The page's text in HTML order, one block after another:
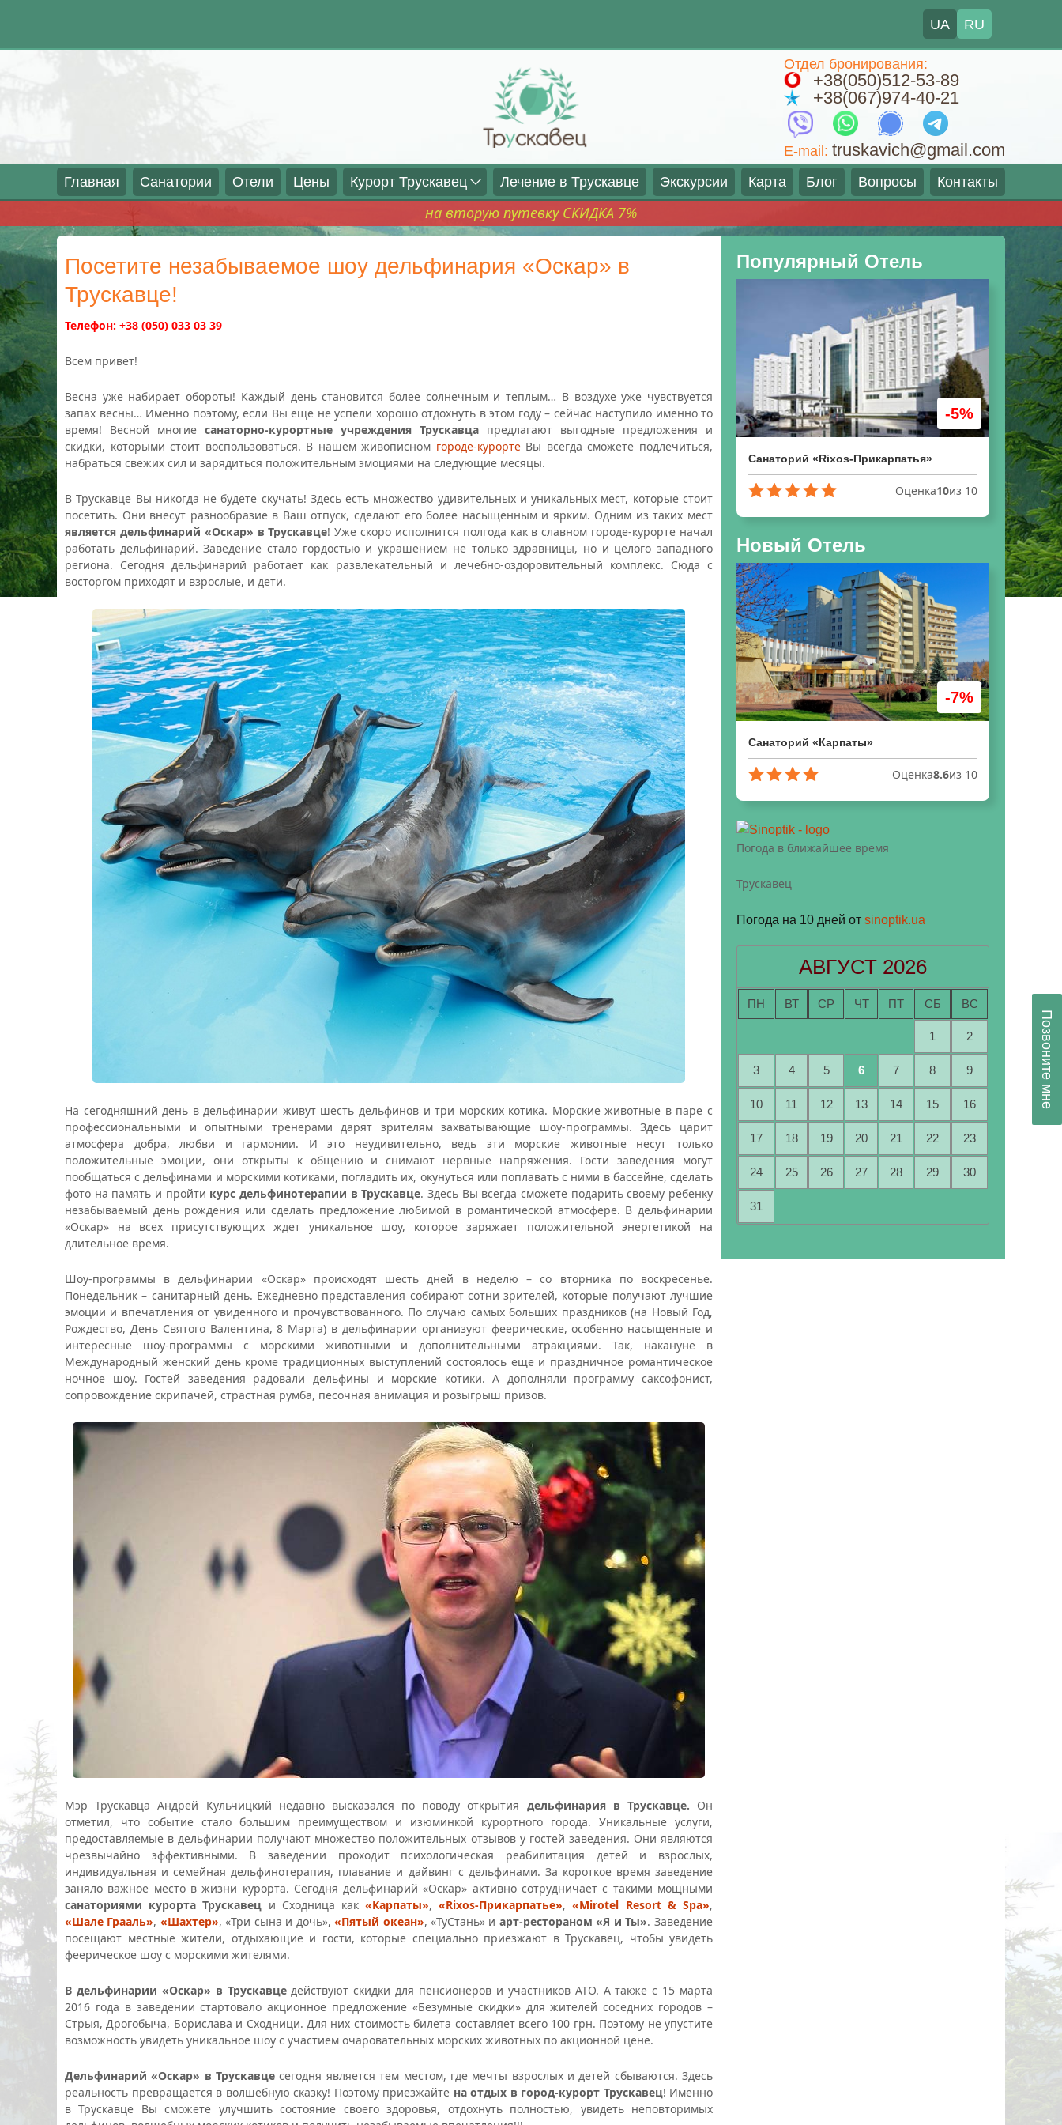
Позвоните мне
UA RU
Отдел бронирования:
+38(050)512-53-89
+38(067)974-40-21
E-mail: truskavich@gmail.com
Перейти
к
Главная Санатории Отели Цены Курорт Трускавец Лечение в Трускавце Экскурсии Карта Блог Вопросы Контакты
на вторую путевку СКИДКА 7%
Посетите незабываемое шоу дельфинария «Оскар» в
Трускавце!
Телефон: +38 (050) 033 03 39
Всем привет!
Весна уже набирает обороты! Каждый день становится более солнечным и теплым… В воздухе уже чувствуется
запах весны… Именно поэтому, если Вы еще не успели хорошо отдохнуть в этом году – сейчас наступило именно то
время! Весной многие санаторно-курортные учреждения Трускавца предлагают выгодные предложения и
скидки, которыми стоит воспользоваться. В нашем живописном городе-курортеВы всегда сможете подлечиться,
набраться свежих сил и зарядиться положительным эмоциями на следующие месяцы.
В Трускавце Вы никогда не будете скучать! Здесь есть множество удивительных и уникальных мест, которые стоит
посетить. Они внесут разнообразие в Ваш отпуск, сделают его более насыщенным и ярким. Одним из таких мест
является дельфинарий «Оскар» в Трускавце! Уже скоро исполнится полгода как в славном городе-курорте начал
работать дельфинарий. Заведение стало гордостью и украшением не только здравницы, но и целого западного
региона. Сегодня дельфинарий работает как развлекательный и лечебно-оздоровительный комплекс. Сюда с
восторгом приходят и взрослые, и дети.
На сегодняшний день в дельфинарии живут шесть дельфинов и три морских котика. Морские животные в паре с
профессиональными и опытными тренерами дарят зрителям захватывающие шоу-программы. Здесь царит
атмосфера добра, любви и гармонии. И это неудивительно, ведь эти морские животные несут только
положительные эмоции, они открыты к общению и снимают нервные напряжения. Гости заведения могут
пообщаться с дельфинами и морскими котиками, погладить их, окунуться или поплавать с ними в бассейне, сделать
фото на память и пройти курс дельфинотерапии в Трускавце. Здесь Вы всегда сможете подарить своему ребенку
незабываемый день рождения или сделать предложение любимой в романтической атмосфере. В дельфинарии
«Оскар» на всех присутствующих ждет уникальное шоу, которое заряжает положительной энергетикой на
длительное время.
Шоу-программы в дельфинарии «Оскар» происходят шесть дней в неделю – со вторника по воскресенье.
Понедельник – санитарный день. Ежедневно представления собирают сотни зрителей, которые получают лучшие
эмоции и впечатления от увиденного и прочувствованного. По случаю самых больших праздников (на Новый Год,
Рождество, День Святого Валентина, 8 Марта) в дельфинарии организуют феерические, особенно насыщенные и
интересные шоу-программы с морскими животными и дополнительными атракциями. Так, накануне в
Международный женский день кроме традиционных выступлений состоялось еще и праздничное романтическое
ночное шоу. Гостей заведения радовали дельфины и морские котики. А дополняли программу саксофонист,
сопровождение скрипачей, страстная румба, песочная анимация и розыгрыш призов.
Мэр Трускавца Андрей Кульчицкий недавно высказался по поводу открытия дельфинария в Трускавце. Он
отметил, что событие стало большим преимуществом и изюминкой курортного города. Уникальные услуги,
предоставляемые в дельфинарии получают множество положительных отзывов у гостей заведения. Они являются
чрезвычайно эффективными. В заведении проходит психологическая реабилитация детей и взрослых,
индивидуальная и семейная дельфинотерапия, плавание и дайвинг с дельфинами. За короткое время заведение
заняло важное место в жизни курорта. Сегодня дельфинарий «Оскар» активно сотрудничает с такими мощными
санаториями курорта Трускавец и Сходница как«Карпаты», «Rixos-Прикарпатье», «Mirotel Resort & Spa»,
«Шале Грааль», «Шахтер», «Три сына и дочь»,«Пятый океан», «ТуСтань» и арт-рестораном «Я и Ты». Заведение
посещают местные жители, отдыхающие и гости, которые специально приезжают в Трускавец, чтобы увидеть
феерическое шоу с морскими жителями.
В дельфинарии «Оскар» в Трускавцедействуют скидки для пенсионеров и участников АТО. А также с 15 марта
2016 года в заведении стартовало акционное предложение «Безумные скидки» для жителей соседних городов –
Стрыя, Дрогобыча, Борислава и Сходници. Для них стоимость билета составляет всего 100 грн. Поэтому не упустите
возможность увидеть уникальное шоу с участием очаровательных морских животных по акционной цене.
Дельфинарий «Оскар» в Трускавцесегодня является тем местом, где мечты взрослых и детей сбываются. Здесь
реальность превращается в волшебную сказку! Поэтому приезжайте на отдых в город-курорт Трускавец! Именно
в Трускавце Вы сможете улучшить состояние своего здоровья, отдохнуть полностью, увидеть неповторимых
Популярный Отель
-5%
Санаторий «Rixos-Прикарпатья»
Оценка10из 10
Новый Отель
-7%
Санаторий «Карпаты»
Оценка8.6из 10
Погода в ближайшее время
Трускавец
Погода на 10 дней от sinoptik.ua
АВГУСТ 2026
ПН ВТ СР ЧТ ПТ СБ ВС
1 2
3 4 5 6 7 8 9
10 11 12 13 14 15 16
17 18 19 20 21 22 23
24 25 26 27 28 29 30
31